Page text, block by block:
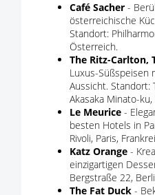
Café Sacher -
österreichische
Standort:
Österreich.
The Ritz-Carlton,
Luxus-Süßspeisen
Aussicht. Standort:
Akasaka Minato-ku,
Le Meurice -
besten Hotels in
Rivoli, Paris,
Katz Orange -
einzigartigen
Bergstraße 22,
The Fat Duck -